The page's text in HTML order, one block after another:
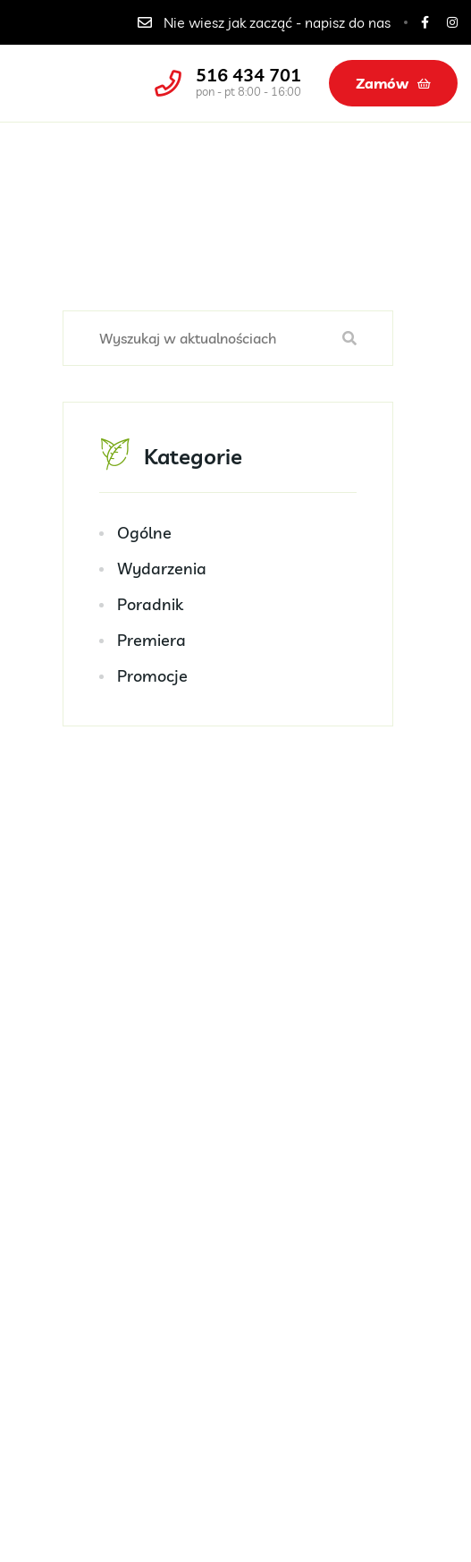
Catering dla szkół, przedszkoli i żłobków
Nie wiesz jak zacząć - napisz do nas
516 434 701
pon - pt 8:00 - 16:00 Zamów
Kategorie
Ogólne
Wydarzenia
Poradnik
Premiera
Promocje